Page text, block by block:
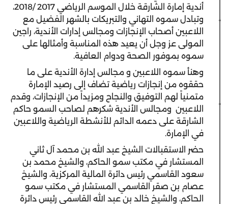
أندية إمارة الشارقة خلال الموسم الرياضي 2017 /2018،
وتبادل سموه التهاني والتبريكات بالشهر الفضيل مع
اللاعبين أصحاب الإنجازات ومجالس إدارات الأندية، راجين
المولى عز وجل أن يعيد هذه المناسبة وأمثالها على
سموه بموفور الصحة ودوام العافية.
وهنأ سموه اللاعبين و مجالس إدارة الأندية على ما
حققوه من إنجازات رياضية تضاف إلى رصيد الإمارة
متمنياً لهم التوفيق والنجاح ومزيداً من الإنجازات، وقدم
اللاعبين ومجالس الأندية شكرهم لصاحب السمو حاكم
الشارقة على دعمه الدائم للأنشطة الرياضية واللاعبين
في الإمارة.
حضر الاستقبالات الشيخ عبد الله بن محمد آل ثاني
المستشار في مكتب سمو الحاكم، والشيخ محمد بن
سعود القاسمي رئيس دائرة المالية المركزية، والشيخ
عصام بن صقر القاسمي المستشار في مكتب سمو
الحاكم، والشيخ خالد بن عبد الله القاسمي رئيس دائرة